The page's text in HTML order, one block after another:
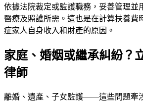
依據法院裁定或監護職務，妥善管理並
醫療及照護所需。這也是在計算扶養費
症家人自身收入和財產的原因。
家庭、婚姻或繼承糾紛？
律師
離婚、遺產、子女監護——這些問題牽